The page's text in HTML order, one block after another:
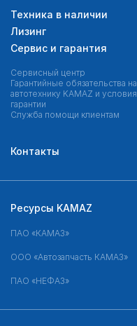
Техника в наличии
Лизинг
Сервис и гарантия
Сервисный центр
Гарантийные обязательства на
автотехнику KAMAZ и условия
гарантии
Служба помощи клиентам
Контакты
Ресурсы KAMAZ
ПАО «КАМАЗ»
ООО «Автозапчасть КАМАЗ»
ПАО «НЕФАЗ»